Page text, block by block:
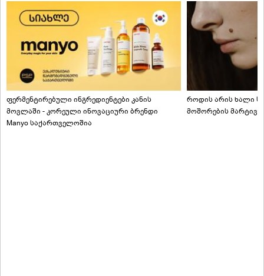
ფერმენტირებული ინგრედიენტები კანის
მოვლაში - კორეული ინოვაციური ბრენდი
Manyo საქართველოშია
როდის არის ხალი
მოშორების